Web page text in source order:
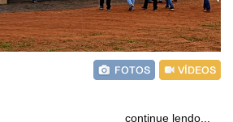
continue lendo...